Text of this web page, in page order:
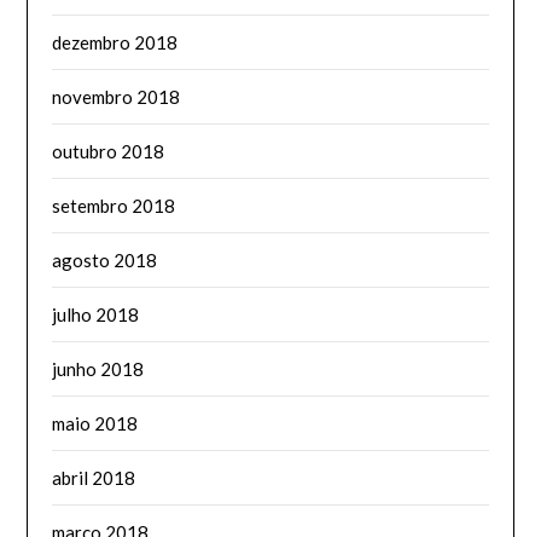
dezembro 2018
novembro 2018
outubro 2018
setembro 2018
agosto 2018
julho 2018
junho 2018
maio 2018
abril 2018
março 2018